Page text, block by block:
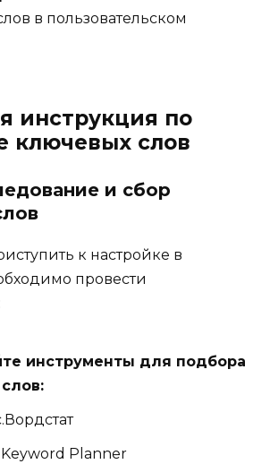
в пользовательском
инструкция по
ключевых слов
и сбор
к настройке в
провести
инструменты для подбора
Planner